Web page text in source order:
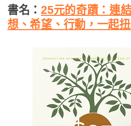
書名：25元的奇蹟：連
想、希望、行動，一起